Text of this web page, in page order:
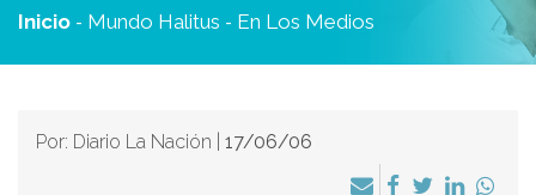
Inicio - Mundo Halitus - En Los Medios
Por: Diario La Nación | 17/06/06